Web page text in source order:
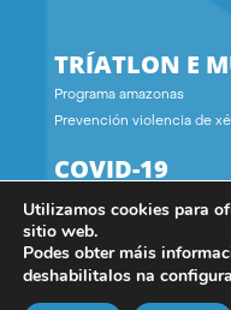
TRÍATLON E
Programa amazonas
Prevención violencia de
COVID-19
CONTACTO
Utilizamos cookies para
sitio web.
Podes obter máis
deshabilitalos na